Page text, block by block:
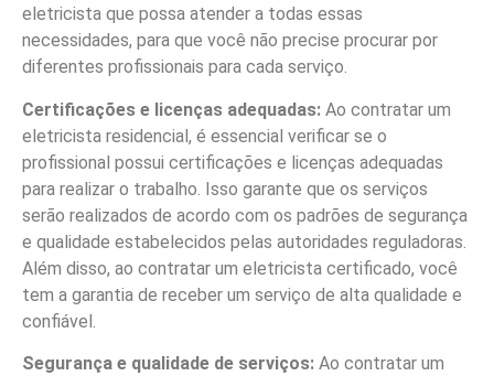
eletricista que possa atender a todas essas
necessidades, para que você não precise procurar por
diferentes profissionais para cada serviço.
Certificações e licenças adequadas: Ao contratar um
eletricista residencial, é essencial verificar se o
profissional possui certificações e licenças adequadas
para realizar o trabalho. Isso garante que os serviços
serão realizados de acordo com os padrões de segurança
e qualidade estabelecidos pelas autoridades reguladoras.
Além disso, ao contratar um eletricista certificado, você
tem a garantia de receber um serviço de alta qualidade e
confiável.
Segurança e qualidade de serviços: Ao contratar um